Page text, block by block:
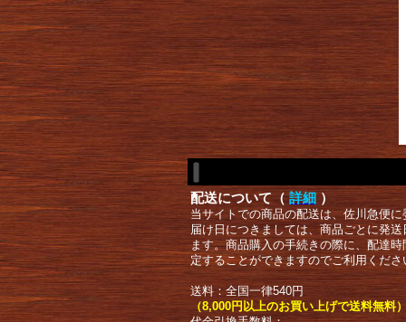
配送について（ 詳細 ）
当サイトでの商品の配送は、佐川急便
届け日につきましては、商品ごとに発
ます。商品購入の手続きの際に、配達
定することができますのでご利用くださ
送料：全国一律540円
（8,000円以上のお買い上げで送料無料